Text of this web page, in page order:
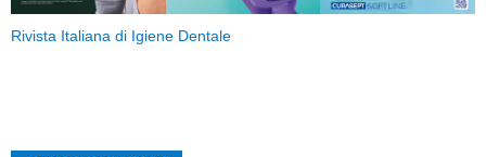
Rivista Italiana di Igiene Dentale